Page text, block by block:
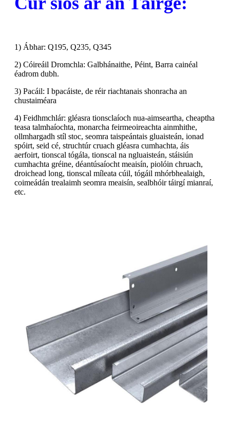
1) Ábhar: Q195, Q235, Q345
2) Cóireáil Dromchla: Galbhánaithe, Péint, Barra cainéal
éadrom dubh.
3) Pacáil: I bpacáiste, de réir riachtanais shonracha an
chustaiméara
4) Feidhmchlár: gléasra tionsclaíoch nua-aimseartha, cheaptha
teasa talmhaíochta, monarcha feirmeoireachta ainmhithe,
ollmhargadh stíl stoc, seomra taispeántais gluaisteán, ionad
spóirt, seid cé, struchtúr cruach gléasra cumhachta, áis
aerfoirt, tionscal tógála, tionscal na ngluaisteán, stáisiún
cumhachta gréine, déantúsaíocht meaisín, piolóin chruach,
droichead long, tionscal míleata cúil, tógáil mhórbhealaigh,
coimeádán trealaimh seomra meaisín, sealbhóir táirgí mianraí,
etc.